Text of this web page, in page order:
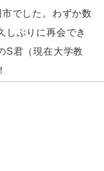
でした。わずか数
しぶりに再会でき
S君（現在大学教